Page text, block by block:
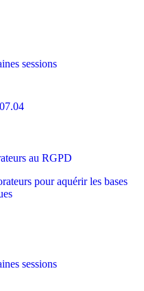
sessions
au RGPD
pour aquérir les bases
sessions